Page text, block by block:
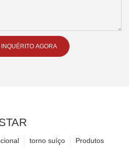
INQUÉRITO AGORA
Produtos
torno suíço